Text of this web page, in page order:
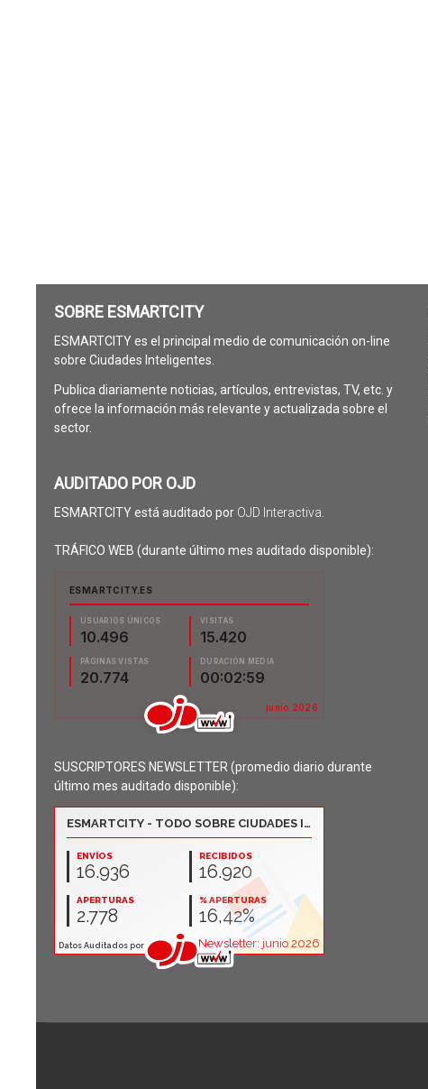
SOBRE ESMARTCITY
ESMARTCITY es el principal medio de comunicación on-line
sobre Ciudades Inteligentes.
Publica diariamente noticias, artículos, entrevistas, TV, etc. y
ofrece la información más relevante y actualizada sobre el
sector.
AUDITADO POR OJD
ESMARTCITY está auditado por OJD Interactiva
TRÁFICO WEB (durante último mes auditado disponible):
SUSCRIPTORES NEWSLETTER (promedio diario durante
último mes auditado disponible):